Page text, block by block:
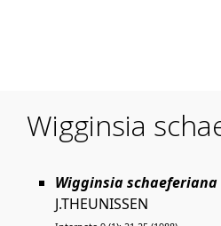
Wigginsia
Wigginsia schaeferiana
J.THEUNISSEN